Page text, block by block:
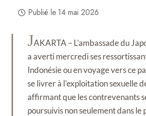
Publié le 14 mai 2026
JAKARTA – L'ambassade du
a averti mercredi ses
Indonésie ou en voyage vers ce
se livrer à l'exploitation sexuelle
affirmant que les contrevenants
poursuivis non seulement dans le